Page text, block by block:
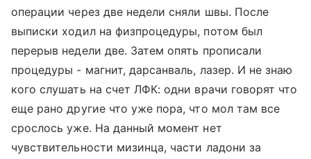
операции через две недели сняли швы. После
выписки ходил на физпроцедуры, потом был
перерыв недели две. Затем опять прописали
процедуры - магнит, дарсанваль, лазер. И не знаю
кого слушать на счет ЛФК: одни врачи говорят что
еще рано другие что уже пора, что мол там все
срослось уже. На данный момент нет
чувствительности мизинца, части ладони за